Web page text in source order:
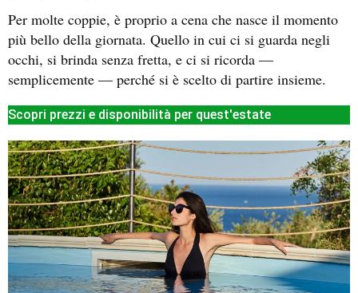
Per molte coppie, è proprio a cena che nasce il momento
più bello della giornata. Quello in cui ci si guarda negli
occhi, si brinda senza fretta, e ci si ricorda —
semplicemente — perché si è scelto di partire insieme.
Scopri prezzi e disponibilità per quest'estate